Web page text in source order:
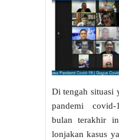
Di tengah situasi
pandemi
bulan terakhir
lonjakan kasus